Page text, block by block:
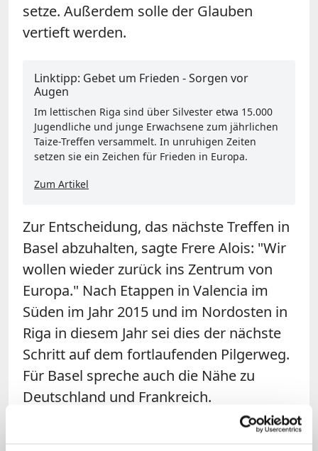
setze. Außerdem solle der Glauben
vertieft werden.
Linktipp: Gebet um Frieden - Sorgen vor
Augen
Im lettischen Riga sind über Silvester etwa 15.000
Jugendliche und junge Erwachsene zum jährlichen
Taize-Treffen versammelt. In unruhigen Zeiten
setzen sie ein Zeichen für Frieden in Europa.
Zum Artikel
Zur Entscheidung, das nächste Treffen in
Basel abzuhalten, sagte Frere Alois: "Wir
wollen wieder zurück ins Zentrum von
Europa." Nach Etappen in Valencia im
Süden im Jahr 2015 und im Nordosten in
Riga in diesem Jahr sei dies der nächste
Schritt auf dem fortlaufenden Pilgerweg.
Für Basel spreche auch die Nähe zu
Deutschland und Frankreich.
Nachbargemeinden aus beiden Ländern